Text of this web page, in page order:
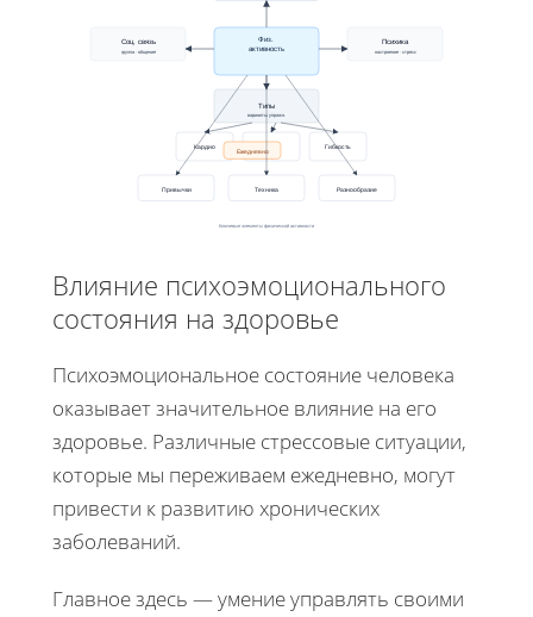
Соц. связь
группа · общение
Психика
настроение · стресс
Физ.
активность
Типы
варианты упражн.
Кардио Гибкость
Привычки Техника Разнообразие
Ежедневно
Ключевые элементы физической активности
Влияние психоэмоционального
состояния на здоровье
Психоэмоциональное состояние человека
оказывает значительное влияние на его
здоровье. Различные стрессовые ситуации,
которые мы переживаем ежедневно, могут
привести к развитию хронических
заболеваний.
Главное здесь — умение управлять своими